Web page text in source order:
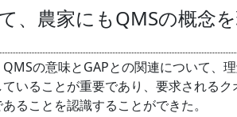
、農家にもQMSの概念
の意味とGAPとの関連について、
いることが重要であり、要求される
ることを認識することができた。